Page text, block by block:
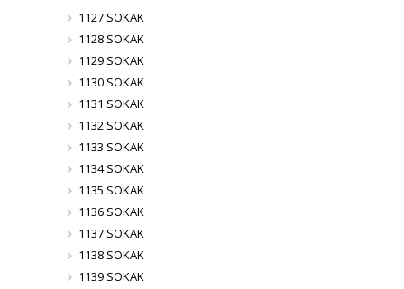
1127 SOKAK
1128 SOKAK
1129 SOKAK
1130 SOKAK
1131 SOKAK
1132 SOKAK
1133 SOKAK
1134 SOKAK
1135 SOKAK
1136 SOKAK
1137 SOKAK
1138 SOKAK
1139 SOKAK